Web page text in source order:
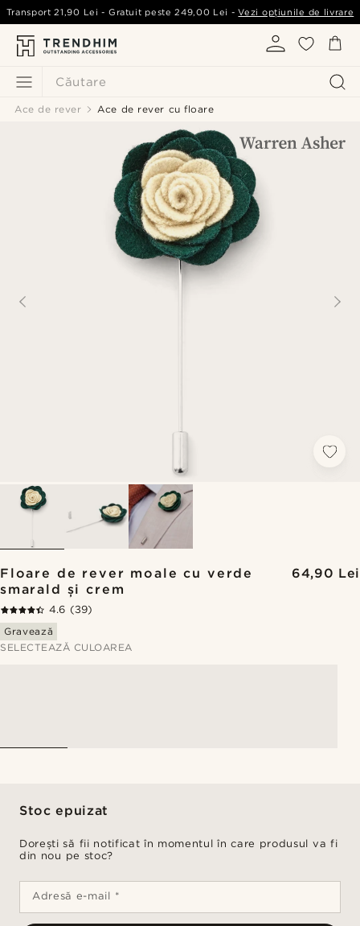
Căutare
Transport 21,90 Lei - Gratuit peste249,00 Lei -Vezi opțiunile de livrare
Ace de rever Ace de rever cu floare
Floare de rever moale cu verde
smarald și crem
64,90 Lei
4.6 (39)
Gravează
SELECTEAZĂ CULOAREA
Stoc epuizat
Dorești să fii notificat în momentul în care produsul va fi
din nou pe stoc?
Adresă e-mail *